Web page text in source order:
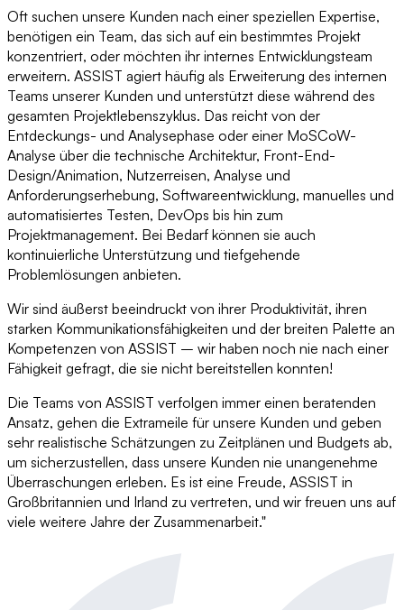
Oft suchen unsere Kunden nach einer speziellen Expertise,
benötigen ein Team, das sich auf ein bestimmtes Projekt
konzentriert, oder möchten ihr internes Entwicklungsteam
erweitern. ASSIST agiert häufig als Erweiterung des internen
Teams unserer Kunden und unterstützt diese während des
gesamten Projektlebenszyklus. Das reicht von der
Entdeckungs- und Analysephase oder einer MoSCoW-
Analyse über die technische Architektur, Front-End-
Design/Animation, Nutzerreisen, Analyse und
Anforderungserhebung, Softwareentwicklung, manuelles und
automatisiertes Testen, DevOps bis hin zum
Projektmanagement. Bei Bedarf können sie auch
kontinuierliche Unterstützung und tiefgehende
Problemlösungen anbieten.
Wir sind äußerst beeindruckt von ihrer Produktivität, ihren
starken Kommunikationsfähigkeiten und der breiten Palette an
Kompetenzen von ASSIST – wir haben noch nie nach einer
Fähigkeit gefragt, die sie nicht bereitstellen konnten!
Die Teams von ASSIST verfolgen immer einen beratenden
Ansatz, gehen die Extrameile für unsere Kunden und geben
sehr realistische Schätzungen zu Zeitplänen und Budgets ab,
um sicherzustellen, dass unsere Kunden nie unangenehme
Überraschungen erleben. Es ist eine Freude, ASSIST in
Großbritannien und Irland zu vertreten, und wir freuen uns auf
viele weitere Jahre der Zusammenarbeit."